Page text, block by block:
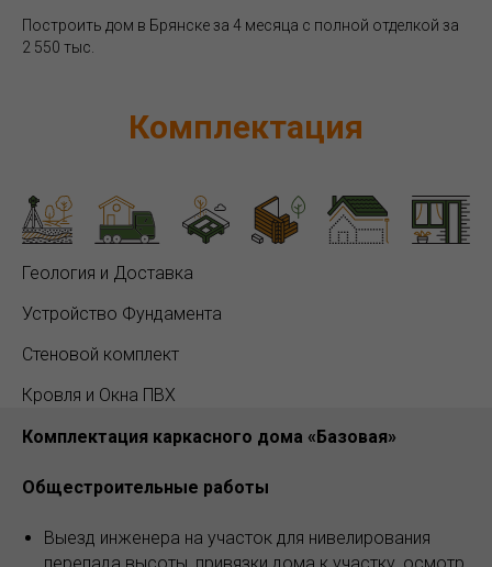
Построить дом в Брянске за 4 месяца с полной отделкой за
2 550 тыс.
Комплектация
Геология и Доставка
Устройство Фундамента
Стеновой комплект
Кровля и Окна ПВХ
Комплектация каркасного дома «Базовая»
Общестроительные работы
Выезд инженера на участок для нивелирования